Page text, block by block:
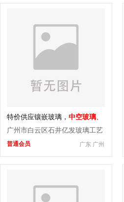
特价供应镶嵌玻璃， 中空玻璃、
丝印玻璃
广州市白云区石井亿发玻璃工艺
厂 广东 广州
普通会员